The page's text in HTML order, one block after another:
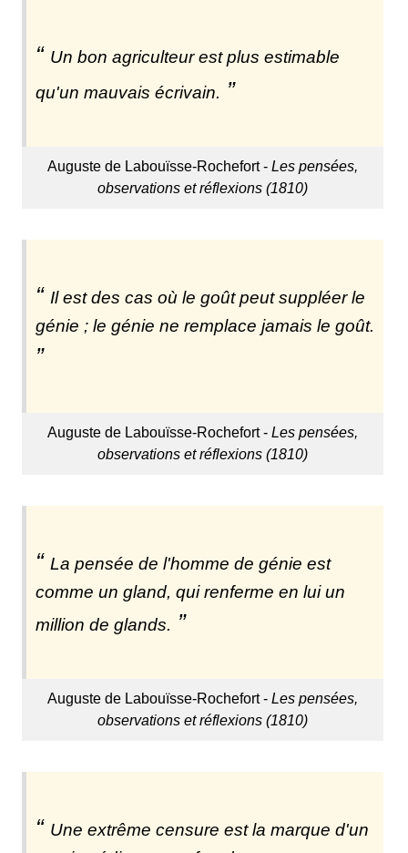
Un bon agriculteur est plus estimable
qu'un mauvais écrivain.
Auguste de Labouïsse-Rochefort - Les pensées,
observations et réflexions (1810)
Il est des cas où le goût peut suppléer le
génie ; le génie ne remplace jamais le goût.
Auguste de Labouïsse-Rochefort - Les pensées,
observations et réflexions (1810)
La pensée de l'homme de génie est
comme un gland, qui renferme en lui un
million de glands.
Auguste de Labouïsse-Rochefort - Les pensées,
observations et réflexions (1810)
Une extrême censure est la marque d'un